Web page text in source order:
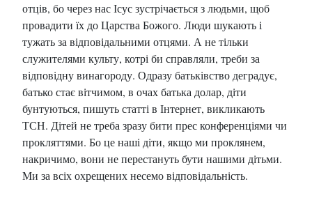
отців, бо через нас Ісус зустрічається з людьми, щоб
провадити їх до Царства Божого. Люди шукають і
тужать за відповідальними отцями. А не тільки
служителями культу, котрі би справляли, треби за
відповідну винагороду. Одразу батьківство деградує,
батько стає вітчимом, в очах батька долар, діти
бунтуються, пишуть статті в Інтернет, викликають
ТСН. Дітей не треба зразу бити прес конференціями чи
прокляттями. Бо це наші діти, якщо ми проклянем,
накричимо, вони не перестануть бути нашими дітьми.
Ми за всіх охрещених несемо відповідальність.